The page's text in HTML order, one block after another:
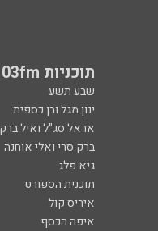
תוכניות 103fm
שבע תשע
ינון מגל ובן כספית
אראל סג"ל ואיל
ברק סרי ואלי אוחנה
גיא פלג
תוכנית הספורט
איריס קול
איפה הכסף